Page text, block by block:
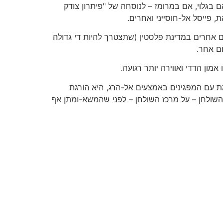
בגלוי, אם במרומז – לנוסחה של "פיתרון צודק
אל-חוסייני ואחרים.
במדינת פלסטין (שתצטרך להיות די גדולה
אחר.
הדדי ואווירה יותר רגועה.
עם המפגינים באמצעים אל-הרג, היא הורגת
– על מרכז השולחן – לפני שהמשא-ומתן אף